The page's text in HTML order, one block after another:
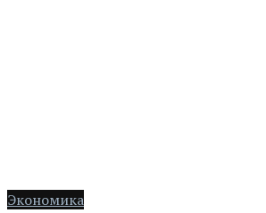
Экономика